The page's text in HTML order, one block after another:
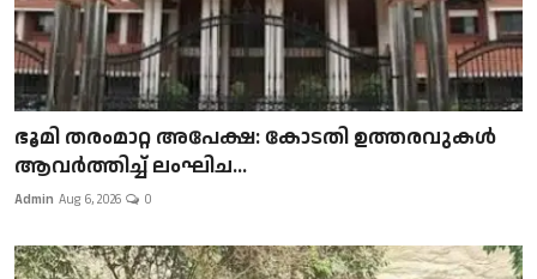
ഭൂമി തരംമാറ്റ അപേക്ഷ: കോടതി ഉത്തരവുകൾ
ആവർത്തിച്ച് ലംഘിച...
Admin Aug 6, 2026 0